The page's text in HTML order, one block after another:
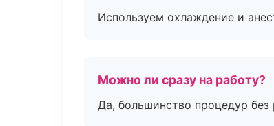
Используем охлаждение и
Можно ли сразу на работу?
Да, большинство процедур